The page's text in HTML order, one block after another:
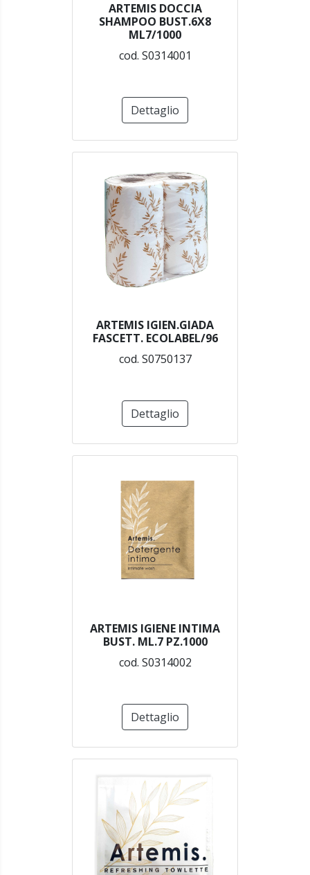
ARTEMIS DOCCIA
SHAMPOO BUST.6X8
ML7/1000
cod. S0314001
Dettaglio
ARTEMIS IGIEN.GIADA
FASCETT. ECOLABEL/96
cod. S0750137
Dettaglio
ARTEMIS IGIENE INTIMA
BUST. ML.7 PZ.1000
cod. S0314002
Dettaglio